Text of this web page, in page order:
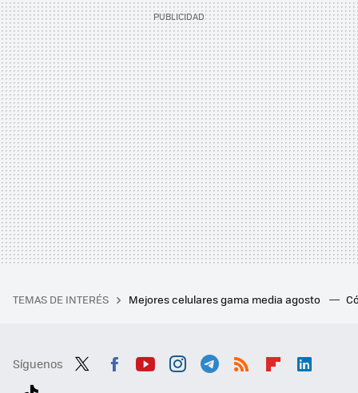
TEMAS DE INTERÉS Mejores celulares gama media agosto
Síguenos